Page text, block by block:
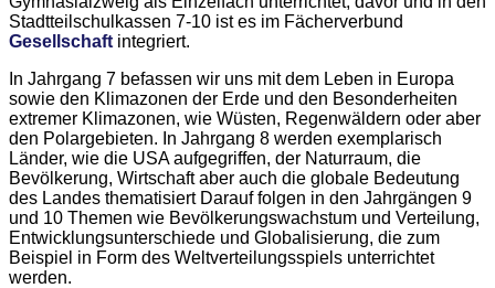
Stadtteilschulkassen 7-10 ist es im Fächerverbund
Gesellschaft integriert.
In Jahrgang 7 befassen wir uns mit dem Leben in Europa
sowie den Klimazonen der Erde und den Besonderheiten
extremer Klimazonen, wie Wüsten, Regenwäldern oder aber
den Polargebieten. In Jahrgang 8 werden exemplarisch
Länder, wie die USA aufgegriffen, der Naturraum, die
Bevölkerung, Wirtschaft aber auch die globale Bedeutung
des Landes thematisiert Darauf folgen in den Jahrgängen 9
und 10 Themen wie Bevölkerungswachstum und Verteilung,
Entwicklungsunterschiede und Globalisierung, die zum
Beispiel in Form des Weltverteilungsspiels unterrichtet
werden.